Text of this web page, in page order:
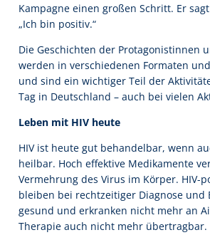
Kampagne einen großen Schritt. Er
„Ich bin positiv.“
Die Geschichten der Protagonistinnen
werden in verschiedenen Formaten
und sind ein wichtiger Teil der
Tag in Deutschland – auch bei vielen
Leben mit HIV heute
HIV ist heute gut behandelbar, wenn
heilbar. Hoch effektive Medikamente
Vermehrung des Virus im Körper. HIV-
bleiben bei rechtzeitiger Diagnose und
gesund und erkranken nicht mehr an
Therapie auch nicht mehr übertragbar.